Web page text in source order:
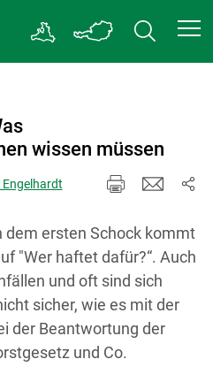
wissen müssen
Engelhardt
dem ersten Schock kommt
"Wer haftet dafür?“. Auch
und oft sind sich
sicher, wie es mit der
der Beantwortung der
und Co.